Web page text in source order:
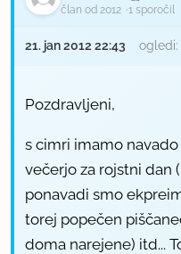
član od 2012 1 sporočil
21. jan 2012 22:43 ogledi:
Pozdravljeni,
s cimri imamo
večerjo za rojstni dan
ponavadi smo
torej popečen
doma narejene) itd...